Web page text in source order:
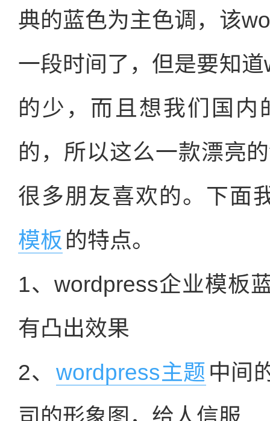
典的蓝色为主色调，该
一段时间了，但是要知
的少，而且想我们国
的，所以这么一款漂亮
很多朋友喜欢的。下面
模板 的特点。
1、wordpress企业模板
有凸出效果
2、 wordpress主题 中间